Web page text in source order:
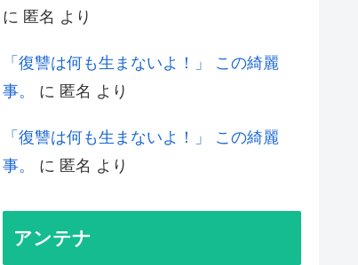
に 匿名 より
「復讐は何も生まないよ！」 この綺麗
事。
に 匿名 より
「復讐は何も生まないよ！」 この綺麗
事。
に 匿名 より
アンテナ